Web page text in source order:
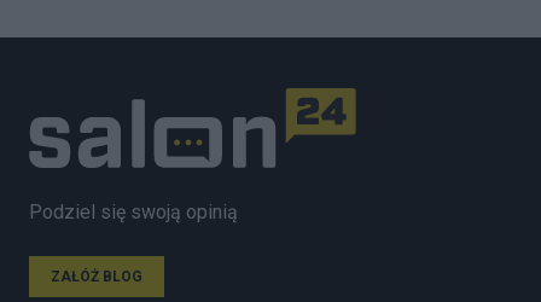
Podziel się swoją opinią
ZAŁÓŻ BLOG